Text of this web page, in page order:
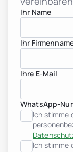
Ihr Name
Ihr
Ihre E-Mail
WhatsApp-
Ich stimme
Ich stimme